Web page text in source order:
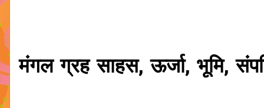
मंगल ग्रह साहस, ऊर्जा, भूमि,